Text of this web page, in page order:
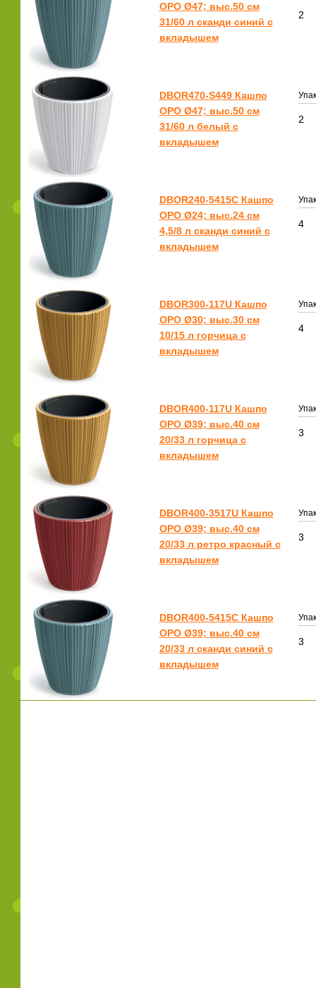
ОРО Ø47; выс.50 см
31/60 л сканди синий с
вкладышем
2
DBOR470-S449 Кашпо
ОРО Ø47; выс.50 см
31/60 л белый с
вкладышем
2
DBOR240-5415C Кашпо
ОРО Ø24; выс.24 см
4,5/8 л сканди синий с
вкладышем
4
DBOR300-117U Кашпо
ОРО Ø30; выс.30 см
10/15 л горчица с
вкладышем
4
DBOR400-117U Кашпо
ОРО Ø39; выс.40 см
20/33 л горчица с
вкладышем
3
DBOR400-3517U Кашпо
ОРО Ø39; выс.40 см
20/33 л ретро красный с
вкладышем
3
DBOR400-5415C Кашпо
ОРО Ø39; выс.40 см
20/33 л сканди синий с
вкладышем
3